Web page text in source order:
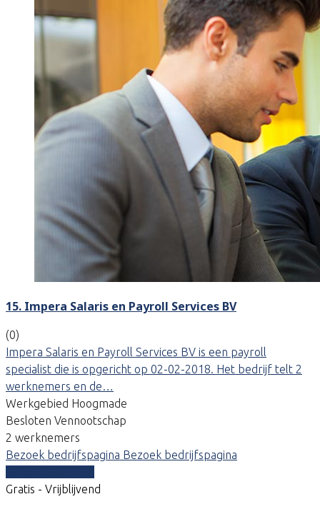
15. Impera Salaris en Payroll Services BV
(0)
Impera Salaris en Payroll Services BV is een payroll
specialist die is opgericht op 02-02-2018. Het bedrijf telt 2
werknemers en de…
Werkgebied Hoogmade
Besloten Vennootschap
2 werknemers
Bezoek bedrijfspagina Bezoek bedrijfspagina
Gratis - Vrijblijvend